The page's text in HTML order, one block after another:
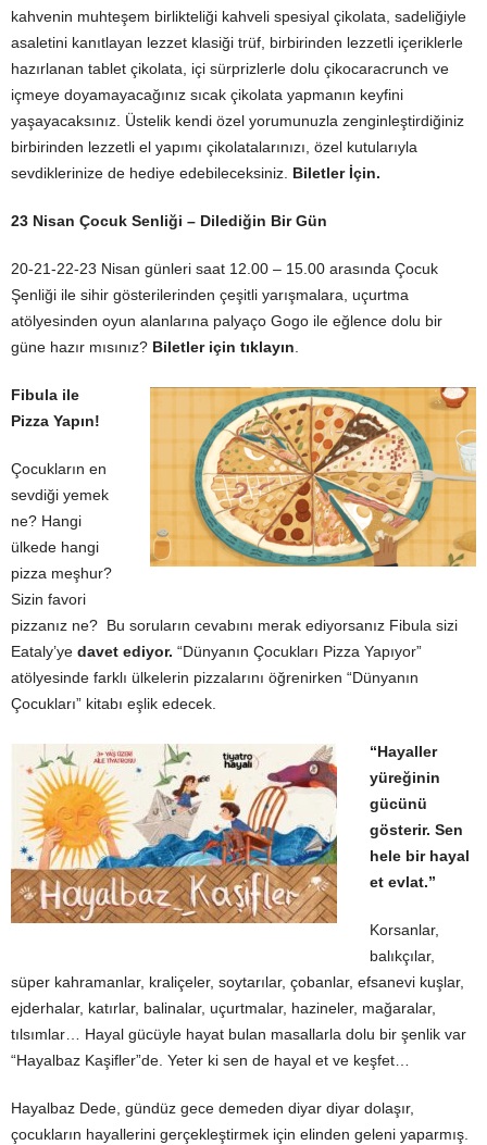
kahvenin muhteşem birlikteliği kahveli spesiyal çikolata, sadeliğiyle
asaletini kanıtlayan lezzet klasiği trüf, birbirinden lezzetli içeriklerle
hazırlanan tablet çikolata, içi sürprizlerle dolu çikocaracrunch ve
içmeye doyamayacağınız sıcak çikolata yapmanın keyfini
yaşayacaksınız. Üstelik kendi özel yorumunuzla zenginleştirdiğiniz
birbirinden lezzetli el yapımı çikolatalarınızı, özel kutularıyla
sevdiklerinize de hediye edebileceksiniz. Biletler İçin.
23 Nisan Çocuk Senliği – Dilediğin Bir Gün
20-21-22-23 Nisan günleri saat 12.00 – 15.00 arasında Çocuk
Şenliği ile sihir gösterilerinden çeşitli yarışmalara, uçurtma
atölyesinden oyun alanlarına palyaço Gogo ile eğlence dolu bir
güne hazır mısınız? Biletler için tıklayın
Fibula ile
Pizza Yapın!
Çocukların en
sevdiği yemek
ne? Hangi
ülkede hangi
pizza meşhur?
Sizin favori
pizzanız ne? Bu soruların cevabını merak ediyorsanız Fibula sizi
Eataly’ye davet ediyor. “Dünyanın Çocukları Pizza Yapıyor”
atölyesinde farklı ülkelerin pizzalarını öğrenirken “Dünyanın
Çocukları” kitabı eşlik edecek.
“Hayaller
yüreğinin
gücünü
gösterir. Sen
hele bir hayal
et evlat.”
Korsanlar,
balıkçılar,
süper kahramanlar, kraliçeler, soytarılar, çobanlar, efsanevi kuşlar,
ejderhalar, katırlar, balinalar, uçurtmalar, hazineler, mağaralar,
tılsımlar… Hayal gücüyle hayat bulan masallarla dolu bir şenlik var
“Hayalbaz Kaşifler”de. Yeter ki sen de hayal et ve keşfet…
Hayalbaz Dede, gündüz gece demeden diyar diyar dolaşır,
çocukların hayallerini gerçekleştirmek için elinden geleni yaparmış.